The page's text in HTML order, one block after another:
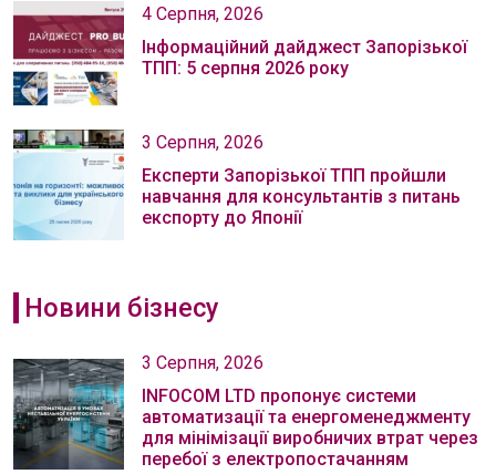
4 Серпня, 2026
Інформаційний дайджест Запорізької
ТПП: 5 серпня 2026 року
3 Серпня, 2026
Експерти Запорізької ТПП пройшли
навчання для консультантів з питань
експорту до Японії
Новини бізнесу
3 Серпня, 2026
INFOCOM LTD пропонує системи
автоматизації та енергоменеджменту
для мінімізації виробничих втрат через
перебої з електропостачанням